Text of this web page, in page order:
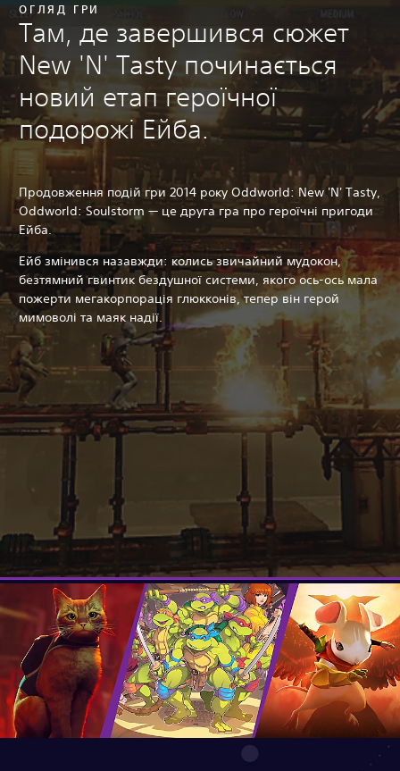
ОГЛЯД ГРИ
Там, де завершився сюжет
New 'N' Tasty починається
новий етап героїчної
подорожі Ейба.
Продовження подій гри 2014 року Oddworld: New 'N' Tasty,
Oddworld: Soulstorm — це друга гра про героїчні пригоди
Ейба.
Ейб змінився назавжди: колись звичайний мудокон,
безтямний гвинтик бездушної системи, якого ось-ось мала
пожерти мегакорпорація глюкконів, тепер він герой
мимоволі та маяк надії.